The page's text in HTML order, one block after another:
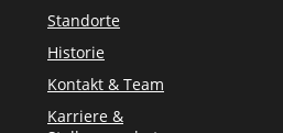
Standorte
Historie
Kontakt & Team
Karriere &